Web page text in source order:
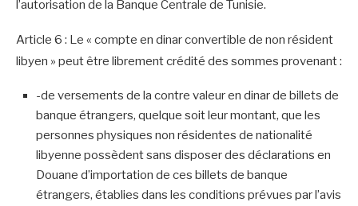
l’autorisation de la Banque Centrale de Tunisie.
Article 6 : Le « compte en dinar convertible de non résident
libyen » peut être librement crédité des sommes provenant :
-de versements de la contre valeur en dinar de billets de
banque étrangers, quelque soit leur montant, que les
personnes physiques non résidentes de nationalité
libyenne possèdent sans disposer des déclarations en
Douane d’importation de ces billets de banque
étrangers, établies dans les conditions prévues par l’avis